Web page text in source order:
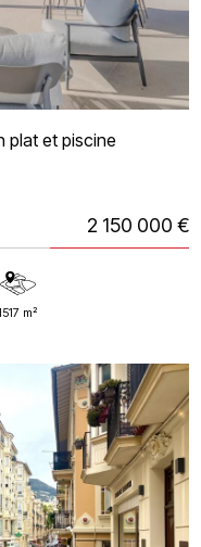
plat et piscine
2 150 000 €
m²